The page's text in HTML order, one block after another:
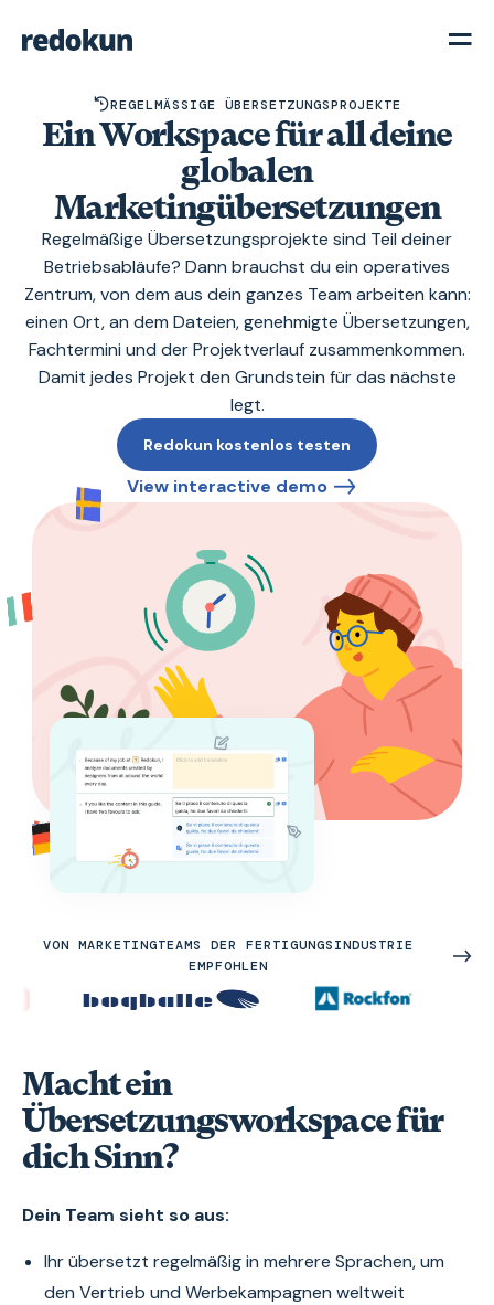
REGELMÄSSIGE ÜBERSETZUNGSPROJEKTE
Ein Workspace für all deine
globalen
Marketingübersetzungen
Regelmäßige Übersetzungsprojekte sind Teil deiner
Betriebsabläufe? Dann brauchst du ein operatives
Zentrum, von dem aus dein ganzes Team arbeiten kann:
einen Ort, an dem Dateien, genehmigte Übersetzungen,
Fachtermini und der Projektverlauf zusammenkommen.
Damit jedes Projekt den Grundstein für das nächste
legt.
Redokun kostenlos testen
View interactive demo
VON MARKETINGTEAMS DER FERTIGUNGSINDUSTRIE
EMPFOHLEN
Macht ein
Übersetzungsworkspace für
dich Sinn?
Dein Team sieht so aus:
Ihr übersetzt regelmäßig in mehrere Sprachen, um
den Vertrieb und Werbekampagnen weltweit